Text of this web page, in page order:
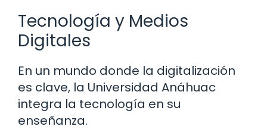
Tecnología y Medios
Digitales
En un mundo donde la digitalización
es clave, la Universidad Anáhuac
integra la tecnología en su
enseñanza.